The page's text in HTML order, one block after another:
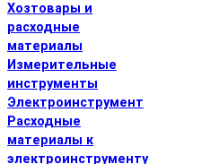
Хозтовары и
расходные
материалы
Измерительные
инструменты
Электроинструмент
Расходные
материалы к
электроинструменту